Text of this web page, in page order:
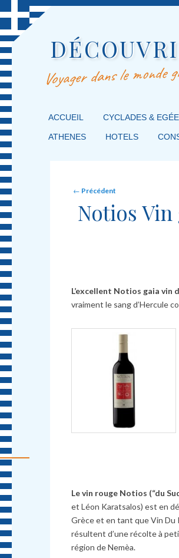
Voyager dans le monde
MENU PRINCIPAL
MASQUER LA NAVIGATION
MASQUER LA NAVIGATION
ACCUEIL CYCLADES &
ATHENES HOTELS
Post navigation
← Précédent
Notios
L’excellent Notios gaia vin
vraiment le sang d’Hercule
Le vin rouge Notios (“du
et Léon Karatsalos) est en
Grèce et en tant que Vin Du
résultent d’une récolte à
région de Nemèa.